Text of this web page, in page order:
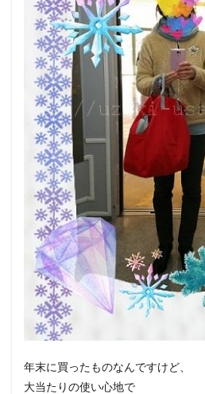
年末に買ったものなんですけど、
大当たりの使い心地で